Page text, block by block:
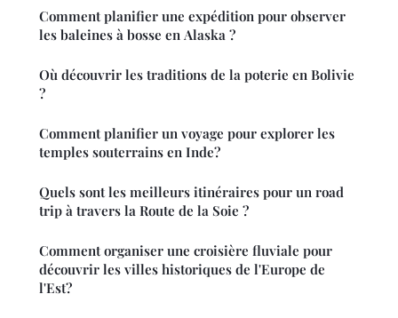
Comment planifier une expédition pour observer
les baleines à bosse en Alaska ?
Où découvrir les traditions de la poterie en Bolivie
?
Comment planifier un voyage pour explorer les
temples souterrains en Inde?
Quels sont les meilleurs itinéraires pour un road
trip à travers la Route de la Soie ?
Comment organiser une croisière fluviale pour
découvrir les villes historiques de l'Europe de
l'Est?